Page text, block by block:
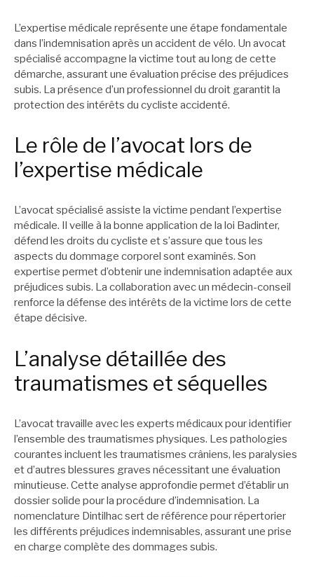
L’expertise médicale représente une étape fondamentale
dans l’indemnisation après un accident de vélo. Un avocat
spécialisé accompagne la victime tout au long de cette
démarche, assurant une évaluation précise des préjudices
subis. La présence d’un professionnel du droit garantit la
protection des intérêts du cycliste accidenté.
Le rôle de l’avocat lors de
l’expertise médicale
L’avocat spécialisé assiste la victime pendant l’expertise
médicale. Il veille à la bonne application de la loi Badinter,
défend les droits du cycliste et s’assure que tous les
aspects du dommage corporel sont examinés. Son
expertise permet d’obtenir une indemnisation adaptée aux
préjudices subis. La collaboration avec un médecin-conseil
renforce la défense des intérêts de la victime lors de cette
étape décisive.
L’analyse détaillée des
traumatismes et séquelles
L’avocat travaille avec les experts médicaux pour identifier
l’ensemble des traumatismes physiques. Les pathologies
courantes incluent les traumatismes crâniens, les paralysies
et d’autres blessures graves nécessitant une évaluation
minutieuse. Cette analyse approfondie permet d’établir un
dossier solide pour la procédure d’indemnisation. La
nomenclature Dintilhac sert de référence pour répertorier
les différents préjudices indemnisables, assurant une prise
en charge complète des dommages subis.